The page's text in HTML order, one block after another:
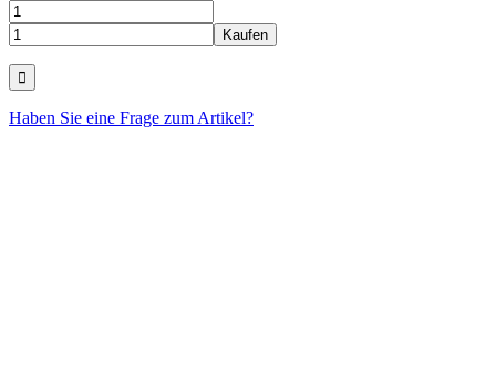
Haben Sie eine Frage zum Artikel?